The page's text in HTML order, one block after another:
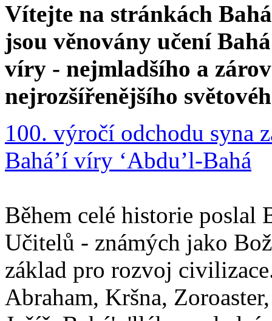
Vítejte na stránkách
jsou věnovány učení
víry - nejmladšího a
nejrozšířenějšího
100. výročí odchodu syna
Bahá’í víry ‘Abdu’l-Bahá
Během celé historie poslal
Učitelů - známých jako
základ pro rozvoj
Abraham, Kršna,